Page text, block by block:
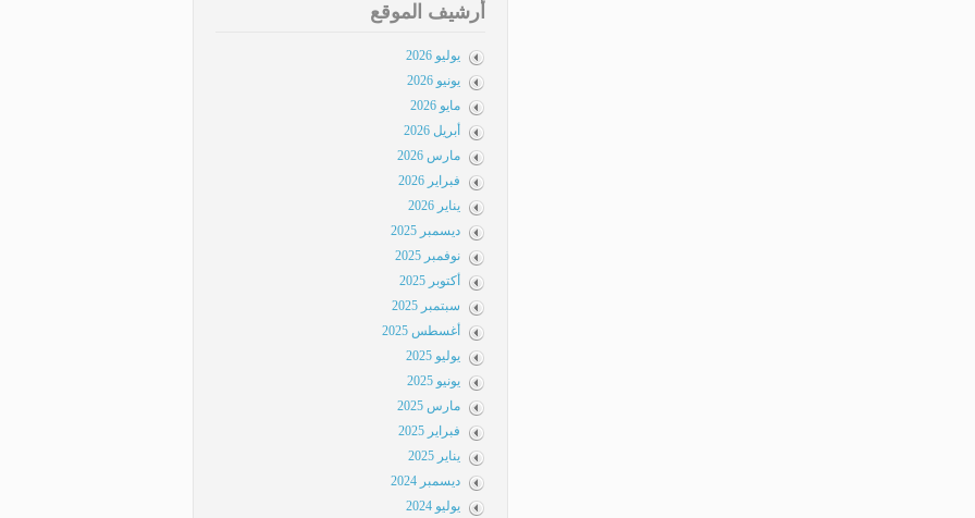
أرشيف الموقع
يوليو 2026
يونيو 2026
مايو 2026
أبريل 2026
مارس 2026
فبراير 2026
يناير 2026
ديسمبر 2025
نوفمبر 2025
أكتوبر 2025
سبتمبر 2025
أغسطس 2025
يوليو 2025
يونيو 2025
مارس 2025
فبراير 2025
يناير 2025
ديسمبر 2024
يوليو 2024